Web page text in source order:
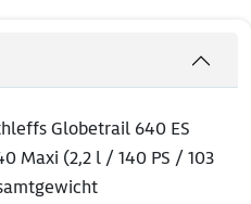
Globetrail 640 ES
Maxi (2,2 l / 140 PS / 103